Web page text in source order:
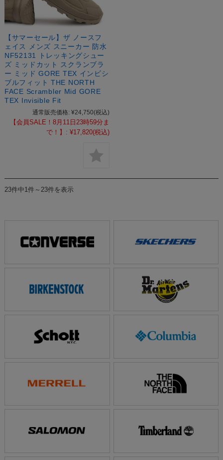
【サマーセール】ザ ノースフ
ェイス メンズ スニーカー 防水
NF52131 トレッキングシュー
ズ ミッドカット スクランブラ
ー ミッド GORE TEX インビシ
ブルフィット THE NORTH
FACE Scrambler Mid GORE
TEX Invisible Fit
通常販売価格: ¥24,750(税込)
【会員SALE！8月11日23時59分ま
で！】: ¥17,820(税込)
23件中1件～23件を表示